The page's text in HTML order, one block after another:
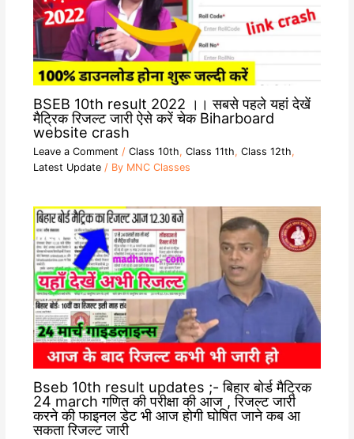
BSEB 10th result 2022 ।। सबसे पहले यहां देखें
मैट्रिक रिजल्ट जारी ऐसे करें चेक Biharboard
website crash
Leave a Comment / Class 10th, Class 11th, Class 12th,
Latest Update/ By MNC Classes
Bseb 10th result updates ;- बिहार बोर्ड मैट्रिक
24 march गणित की परीक्षा की आज , रिजल्ट जारी
करने की फाइनल डेट भी आज होगी घोषित जाने कब आ
सकता रिजल्ट जारी